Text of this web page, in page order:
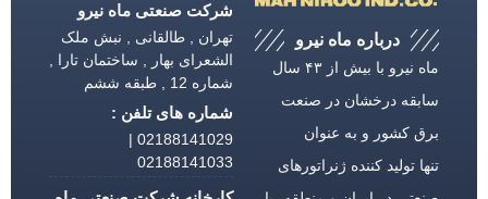
درباره ماه نیرو
ماه نیرو با بیش از ۴۳ سال
سابقه درخشان در صنعت
برق كشور و به عنوان
تنها تولید كننده ژنراتورهای
شرکت صنعتی ماه نیرو
تهران , طالقانی , نبش ملک
الشعرای بهار , ساختمان تارا ,
شماره 12 , طبقه ششم
شماره های تلفن :
02188141029 |
02188141033